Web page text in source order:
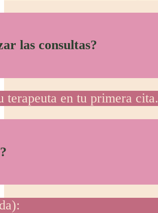
las consultas?
terapeuta en tu primera cita.